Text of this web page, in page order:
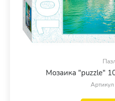
Мозаика "puzzle"